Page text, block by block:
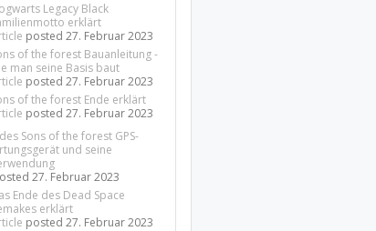
Legacy Black
erklärt
posted27. Februar 2023
of the forest Bauanleitung -
man seine Basis baut
posted27. Februar 2023
of the forest Ende erklärt
posted27. Februar 2023
Sons of the forest GPS-
und seine
27. Februar 2023
Ende des Dead Space
erklärt
posted27. Februar 2023